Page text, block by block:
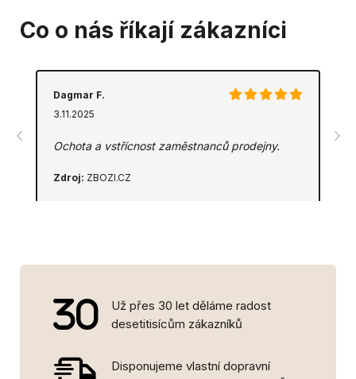
Co o nás říkají zákazníci
Dagmar F.
3.11.2025
Ochota a vstřícnost zaměstnanců prodejny.
Zdroj: ZBOZI.CZ
Už přes 30 let děláme radost
desetitisícům zákazníků
Disponujeme vlastní dopravní